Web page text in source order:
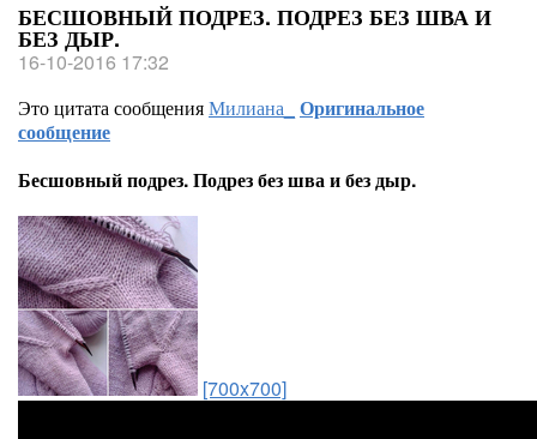
БЕСШОВНЫЙ ПОДРЕЗ. ПОДРЕЗ БЕЗ ШВА И
БЕЗ ДЫР.
16-10-2016 17:32
Это цитата сообщенияМилиана_ Оригинальное
сообщение
Бесшовный подрез. Подрез без шва и без дыр.
[700x700]